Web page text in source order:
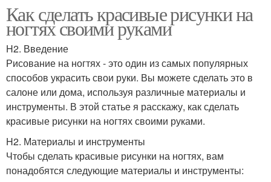
Как сделать красивые рисунки на
ногтях своими руками
H2. Введение
Рисование на ногтях - это один из самых популярных
способов украсить свои руки. Вы можете сделать это в
салоне или дома, используя различные материалы и
инструменты. В этой статье я расскажу, как сделать
красивые рисунки на ногтях своими руками.
H2. Материалы и инструменты
Чтобы сделать красивые рисунки на ногтях, вам
понадобятся следующие материалы и инструменты: